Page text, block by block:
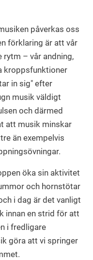
påverkas oss
förklaring är att vår
rytm – vår andning,
kroppsfunktioner
in sig" efter
musik väldigt
och därmed
att musik minskar
än exempelvis
öka sin aktivitet
och hornstötar
i dag är det vanligt
innan en strid för att
i fredligare
göra att vi springer